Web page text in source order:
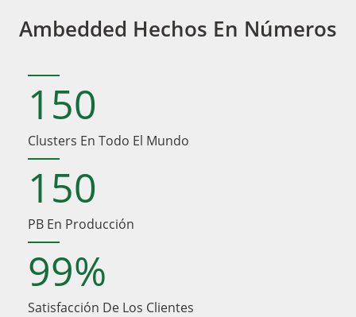
Ambedded Hechos En Números
150
Clusters En Todo El Mundo
150
PB En Producción
99%
Satisfacción De Los Clientes